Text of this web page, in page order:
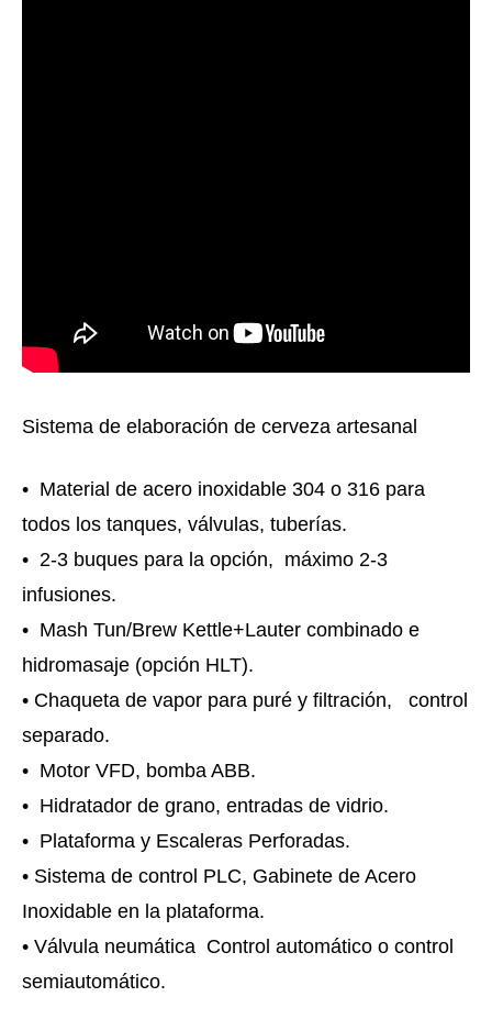
Sistema de elaboración de cerveza artesanal
• Material de acero inoxidable 304 o 316 para
todos los tanques, válvulas, tuberías.
• 2-3 buques para la opción, máximo 2-3
infusiones.
• Mash Tun/Brew Kettle+Lauter combinado e
hidromasaje (opción HLT).
• Chaqueta de vapor para puré y filtración, control
separado.
• Motor VFD, bomba ABB.
• Hidratador de grano, entradas de vidrio.
• Plataforma y Escaleras Perforadas.
• Sistema de control PLC, Gabinete de Acero
Inoxidable en la plataforma.
• Válvula neumática Control automático o control
semiautomático.